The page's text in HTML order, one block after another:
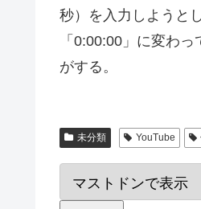
秒）を入力しようと
「0:00:00」に変わ
がする。
未分類 YouTube